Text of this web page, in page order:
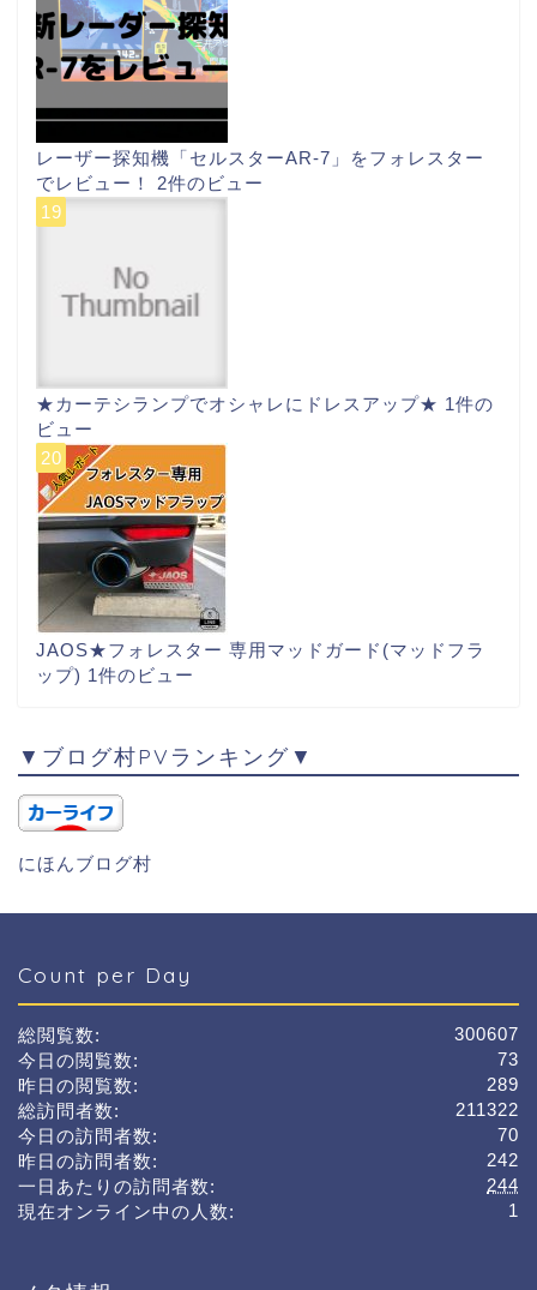
レーザー探知機「セルスターAR-7」をフォレスター
でレビュー！ 2件のビュー
★カーテシランプでオシャレにドレスアップ★ 1件の
ビュー
JAOS★フォレスター 専用マッドガード(マッドフラ
ップ) 1件のビュー
▼ブログ村PVランキング▼
にほんブログ村
Count per Day
300607
総閲覧数:
73
今日の閲覧数:
289
昨日の閲覧数:
211322
総訪問者数:
70
今日の訪問者数:
242
昨日の訪問者数:
244
一日あたりの訪問者数:
1
現在オンライン中の人数: